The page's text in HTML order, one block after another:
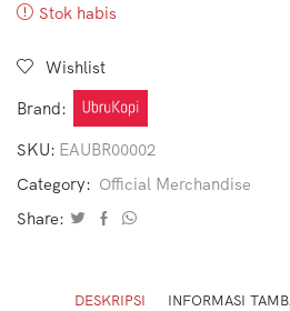
Stok habis
Wishlist
Brand:
SKU: EAUBR00002
Category: Official Merchandise
Share:
DESKRIPSI INFORMASI